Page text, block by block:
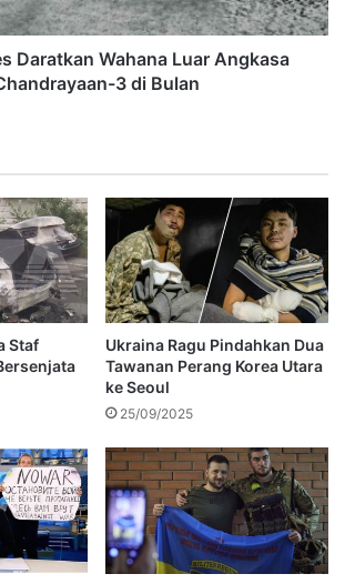
Daratkan Wahana Luar Angkasa
3 di Bulan
Staf
Ukraina Ragu Pindahkan Dua
Tawanan Perang Korea Utara
ke Seoul
25/09/2025